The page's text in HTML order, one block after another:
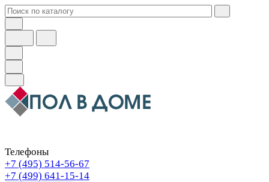
Телефоны
+7 (495) 514-56-67
+7 (499) 641-15-14